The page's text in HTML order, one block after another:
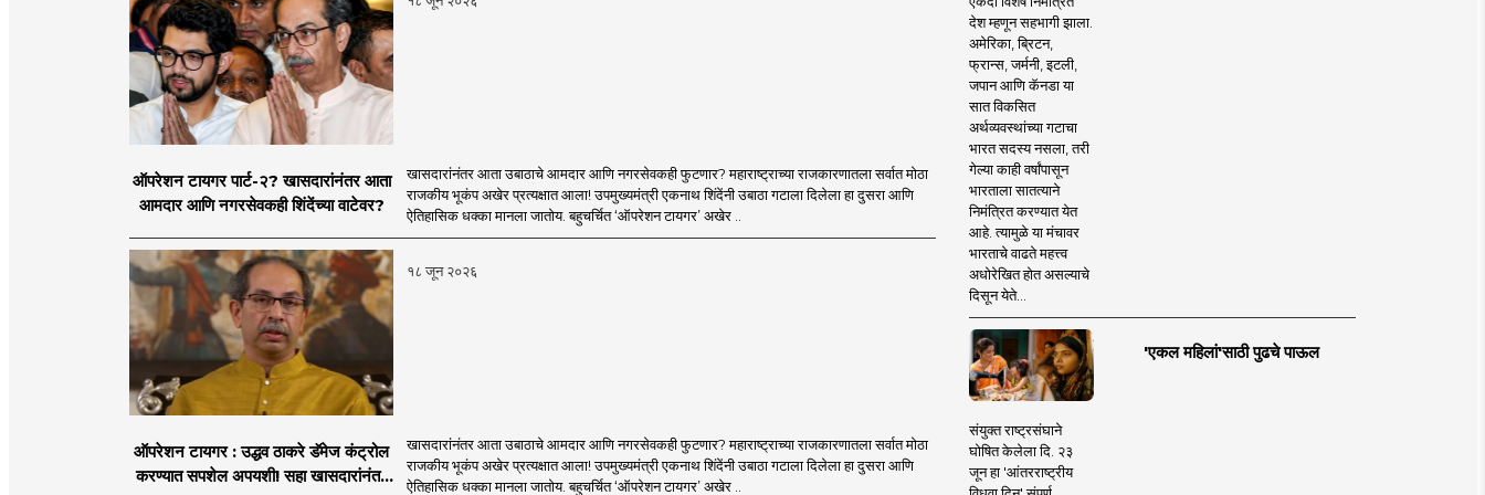
in abundance in the Internet-enabled information explosion. However,
there is a need for complementary knowledge to determine a modern
role and approach that is compatible with culture, motionlessness and
tradition.
Instagram, MahaMTB Telegram, MahaMTB WhatsApp Group etc.
through social media and advanced avatar content. We are coming
before you. Role in the new era, 'smart' journalism with a view, 'smart'
multimedia for the new era, and journalism for a 'smart' Maharashtra
will be the side of the game.
Now get all the updates in one click!
ऑपरेशन टायगर पार्ट-२? खासदारांनंतर आता
आमदार आणि नगरसेवकही शिंदेंच्या वाटेवर?
खासदारांनंतर आता उबाठाचे आमदार आणि नगरसेवकही फुटणार? महाराष्ट्राच्या राजकारणातला सर्वात मोठा
राजकीय भूकंप अखेर प्रत्यक्षात आला! उपमुख्यमंत्री एकनाथ शिंदेंनी उबाठा गटाला दिलेला हा दुसरा आणि
ऐतिहासिक धक्का मानला जातोय. बहुचर्चित ‘ऑपरेशन टायगर’ अखेर ..
१८ जून २०२६
ऑपरेशन टायगर : उद्धव ठाकरे डॅमेज कंट्रोल
करण्यात सपशेल अपयशी! सहा खासदारांनंतर
खासदारांनंतर आता उबाठाचे आमदार आणि नगरसेवकही फुटणार? महाराष्ट्राच्या राजकारणातला सर्वात मोठा
राजकीय भूकंप अखेर प्रत्यक्षात आला! उपमुख्यमंत्री एकनाथ शिंदेंनी उबाठा गटाला दिलेला हा दुसरा आणि
ऐतिहासिक धक्का मानला जातोय. बहुचर्चित ‘ऑपरेशन टायगर’ अखेर ..
देश म्हणून सहभागी झाला.
अमेरिका, ब्रिटन,
फ्रान्स, जर्मनी, इटली,
जपान आणि कॅनडा या
सात विकसित
अर्थव्यवस्थांच्या गटाचा
भारत सदस्य नसला, तरी
गेल्या काही वर्षांपासून
भारताला सातत्याने
निमंत्रित करण्यात येत
आहे. त्यामुळे या मंचावर
भारताचे वाढते महत्त्व
अधोरेखित होत असल्याचे
दिसून येते...
'एकल महिलां'साठी पुढचे पाऊल
संयुक्त राष्ट्रसंघाने
घोषित केलेला दि. २३
जून हा 'आंतरराष्ट्रीय